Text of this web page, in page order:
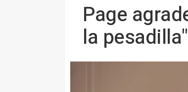
Page
la